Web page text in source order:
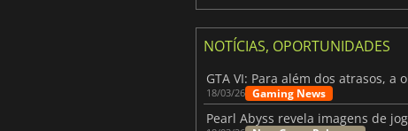
NOTÍCIAS, OPORTUNIDADES
18/03/26 Gaming News